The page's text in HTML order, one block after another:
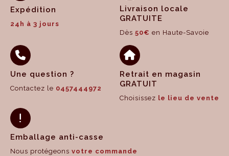
Expédition
24h à 3 jours
Livraison locale
GRATUITE
Dès 50€ en Haute-Savoie
Une question ?
Contactez le 0457444972
Retrait en magasin
GRATUIT
Choisissez le lieu de vente
Emballage anti-casse
Nous protégeons votre commande